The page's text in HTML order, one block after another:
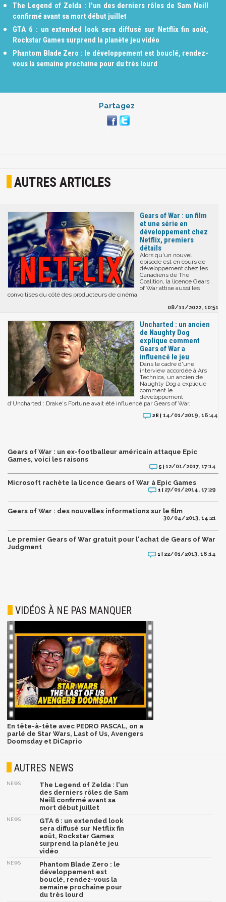
The Legend of Zelda : l'un des derniers rôles de Sam Neill
confirmé avant sa mort début juillet
GTA 6 : un extended look sera diffusé sur Netflix fin août,
Rockstar Games surprend la planète jeu vidéo
Phantom Blade Zero : le développement est bouclé, rendez-
vous la semaine prochaine pour du très lourd
Partagez
AUTRES ARTICLES
Gears of War : un film
et une série en
développement chez
Netflix, premiers
détails
Alors qu'un nouvel
épisode est en cours de
développement chez les
Canadiens de The
Coalition, la licence Gears
of War attise aussi les
convoitises du côté des producteurs de cinéma.
08/11/2022, 10:51
Uncharted : un ancien
de Naughty Dog
explique comment
Gears of War a
influencé le jeu
Dans le cadre d'une
interview accordée à Ars
Technica, un ancien de
Naughty Dog a expliqué
comment le
développement
d'Uncharted : Drake's Fortune avait été influencé par Gears of War.
28 | 14/01/2019, 16:44
Gears of War : un ex-footballeur américain attaque Epic
Games, voici les raisons
5 |12/01/2017, 17:14
Microsoft rachète la licence Gears of War à Epic Games
1 | 27/01/2014, 17:29
Gears of War : des nouvelles informations sur le film
30/04/2013, 14:21
Le premier Gears of War gratuit pour l'achat de Gears of War
Judgment
1 | 22/01/2013, 16:14
VIDÉOS À NE PAS MANQUER
En tête-à-tête avec PEDRO PASCAL, on a
parlé de Star Wars, Last of Us, Avengers
Doomsday et DiCaprio
AUTRES NEWS
NEWS
The Legend of Zelda : l'un
des derniers rôles de Sam
Neill confirmé avant sa
mort début juillet
NEWS
GTA 6 : un extended look
sera diffusé sur Netflix fin
août, Rockstar Games
surprend la planète jeu
vidéo
NEWS
Phantom Blade Zero : le
développement est
bouclé, rendez-vous la
semaine prochaine pour
du très lourd